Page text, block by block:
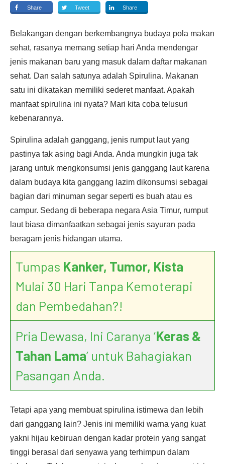
Share Tweet Share
Belakangan dengan berkembangnya budaya pola makan
sehat, rasanya memang setiap hari Anda mendengar
jenis makanan baru yang masuk dalam daftar makanan
sehat. Dan salah satunya adalah Spirulina. Makanan
satu ini dikatakan memiliki sederet manfaat. Apakah
manfaat spirulina ini nyata? Mari kita coba telusuri
kebenarannya.
Spirulina adalah ganggang, jenis rumput laut yang
pastinya tak asing bagi Anda. Anda mungkin juga tak
jarang untuk mengkonsumsi jenis ganggang laut karena
dalam budaya kita ganggang lazim dikonsumsi sebagai
bagian dari minuman segar seperti es buah atau es
campur. Sedang di beberapa negara Asia Timur, rumput
laut biasa dimanfaatkan sebagai jenis sayuran pada
beragam jenis hidangan utama.
Tumpas Kanker, Tumor, Kista
Mulai 30 Hari Tanpa Kemoterapi
dan Pembedahan?!
Pria Dewasa, Ini Caranya ‘Keras &
Tahan Lama’ untuk Bahagiakan
Pasangan Anda.
Tetapi apa yang membuat spirulina istimewa dan lebih
dari ganggang lain? Jenis ini memiliki warna yang kuat
yakni hijau kebiruan dengan kadar protein yang sangat
tinggi berasal dari senyawa yang terhimpun dalam